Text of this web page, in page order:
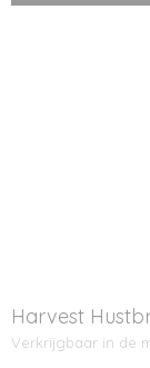
Harvest
Verkrijgbaar in de